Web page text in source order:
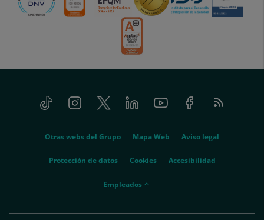
Tiktok InstagramTwitter LinkedinYoutube FacebookFeed
RSS
Otras webs del Grupo Mapa Web Aviso legal
Protección de datos Cookies Accesibilidad
empleados
Empleados